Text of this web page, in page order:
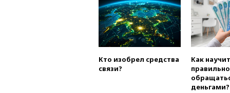
Кто изобрел средства
связи?
Как
правильно
деньгами?